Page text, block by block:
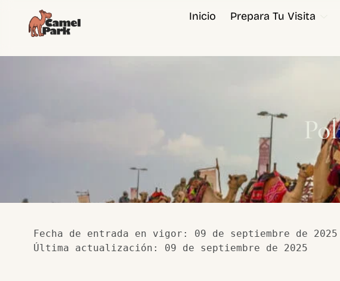
contenido
Inicio Prepara Tu Visita
Fecha de entrada en vigor: 09 de septiembre de 2025
Última actualización: 09 de septiembre de 2025